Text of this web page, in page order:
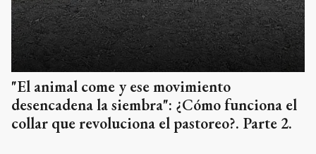
"El animal come y ese movimiento
desencadena la siembra": ¿Cómo funciona el
collar que revoluciona el pastoreo?. Parte 2.